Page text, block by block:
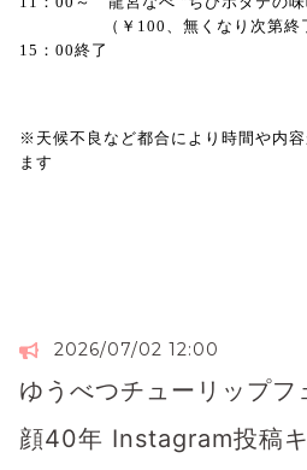
（￥ 100
、無くなり次第終
15 ： 00終了
※天候不良など都合により時間や内
ます
2026/07/02 12:00
ゆうべつチューリップ
顔40年 Instagram投稿